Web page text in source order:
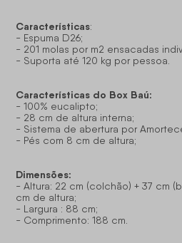
Características:
- Espuma D26;
- 201 molas por m2 ensacadas
- Suporta até 120 kg por pessoa.
Características do Box Baú:
- 100% eucalipto;
- 28 cm de altura interna;
- Sistema de abertura por
- Pés com 8 cm de altura;
Dimensões:
- Altura: 22 cm (colchão) + 37 cm
cm de altura;
- Largura : 88 cm;
- Comprimento: 188 cm.